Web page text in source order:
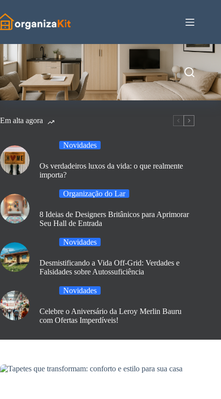
para
o
conteúdo
Em alta agora
Novidades
Os verdadeiros luxos da vida: o que realmente
importa?
Organização do Lar
8 Ideias de Designers Britânicos para Aprimorar
Seu Hall de Entrada
Novidades
Desmistificando a Vida Off-Grid: Verdades e
Falsidades sobre Autossuficiência
Novidades
Celebre o Aniversário da Leroy Merlin Bauru
com Ofertas Imperdíveis!